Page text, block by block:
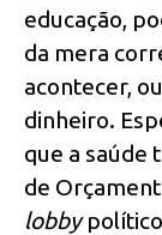
educação,
da mera
acontecer,
dinheiro.
que a saúde
de
lobby